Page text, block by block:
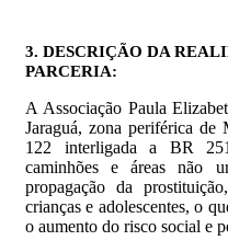
3. DESCRIÇÃO DA
PARCERIA:
A Associação Paula
Jaraguá, zona periférica de
122 interligada a BR
caminhões e áreas não
propagação da
crianças e adolescentes, o
o aumento do risco social e